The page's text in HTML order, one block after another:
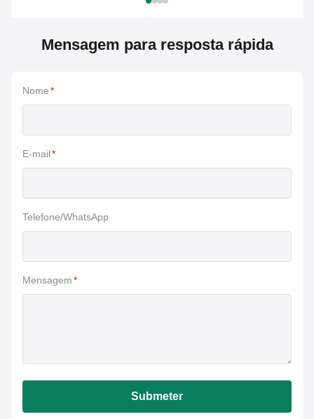
Mensagem para resposta rápida
Nome*
E-mail*
Telefone/WhatsApp
Mensagem*
Submeter